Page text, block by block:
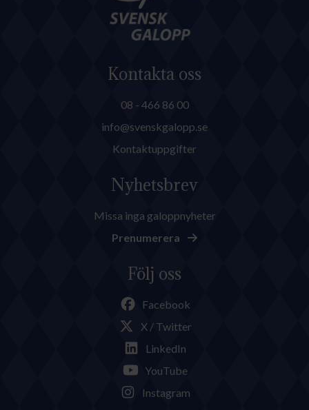
Kontakta oss
08 - 466 86 00
info@svenskgalopp.se
Kontaktuppgifter
Nyhetsbrev
Missa inga galoppnyheter
Prenumerera
Följ oss
Facebook
X / Twitter
LinkedIn
YouTube
Instagram